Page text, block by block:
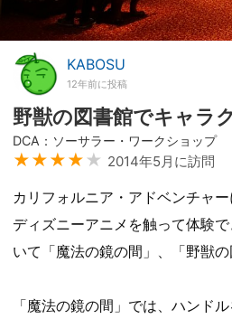
KABOSU
12年前に投稿
野獣の図書館でキャラ
DCA：ソーサラー・ワークショップ
★★★★ ★ 2014年5月に訪問
カリフォルニア・アドベンチャ
ディズニーアニメを触って体験
いて「魔法の鏡の間」、「野獣
「魔法の鏡の間」では、ハンド